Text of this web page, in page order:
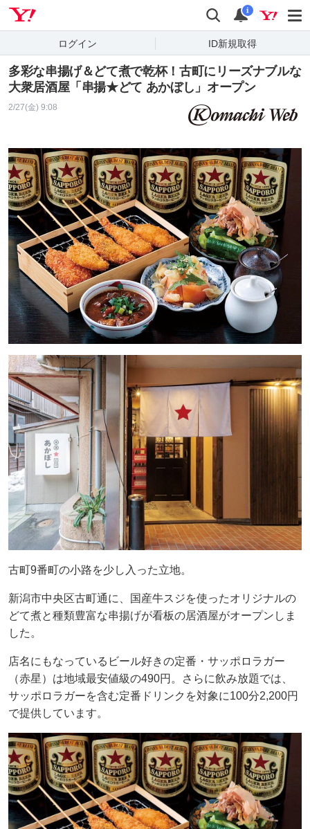
検索 通知
i
ログイン ID新規取得
多彩な串揚げ＆どて煮で乾杯！古町にリーズナブルな
大衆居酒屋「串揚★どて あかぼし」オープン
2/27(金) 9:08
古町9番町の小路を少し入った立地。
新潟市中央区古町通に、国産牛スジを使ったオリジナルの
どて煮と種類豊富な串揚げが看板の居酒屋がオープンしま
した。
店名にもなっているビール好きの定番・サッポロラガー
（赤星）は地域最安値級の490円。さらに飲み放題では、
サッポロラガーを含む定番ドリンクを対象に100分2,200円
で提供しています。